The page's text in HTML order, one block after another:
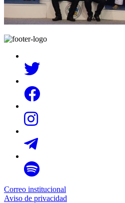
Correo institucional
Aviso de privacidad